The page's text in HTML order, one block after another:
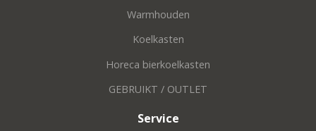
Warmhouden
Koelkasten
Horeca bierkoelkasten
GEBRUIKT / OUTLET
Service